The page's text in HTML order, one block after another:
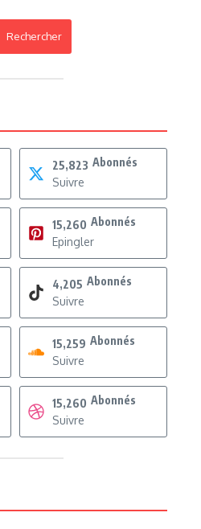
Rechercher
25,823 Abonnés
Suivre
15,260 Abonnés
Epingler
4,205 Abonnés
Suivre
15,259 Abonnés
Suivre
15,260 Abonnés
Suivre